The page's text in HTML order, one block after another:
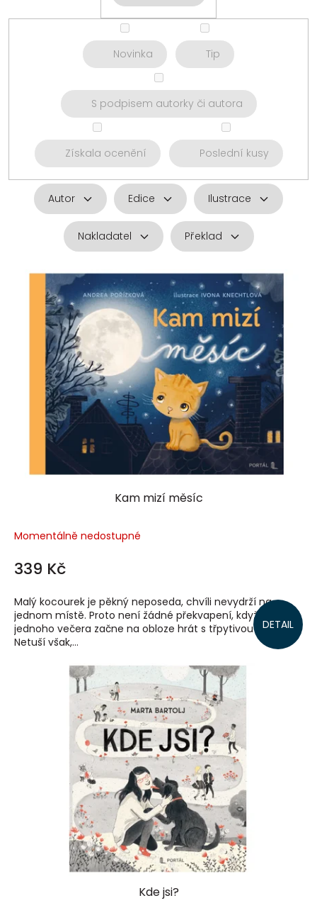
Novinka Tip
S podpisem autorky či autora
Získala ocenění Poslední kusy
Autor Edice Ilustrace
Nakladatel Překlad
Kam mizí měsíc
Momentálně nedostupné
339 Kč
DETAIL
Malý kocourek je pěkný neposeda, chvíli nevydrží na
jednom místě. Proto není žádné překvapení, když si
jednoho večera začne na obloze hrát s třpytivou přízí.
Netuší však,...
Kde jsi?